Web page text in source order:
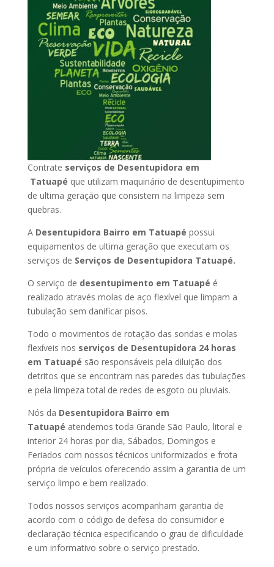
Contrate serviços de Desentupidora em
Tatuapé que utilizam maquinário de desentupimento
de ultima geração que consistem na limpeza sem
quebras.
A Desentupidora Bairro em Tatuapé possui
equipamentos de ultima geração que executam os
serviços de Serviços de Desentupidora Tatuapé.
O serviço de desentupimento em Tatuapé é
realizado através molas de aço flexível que limpam a
tubulação sem danificar pisos.
Todo o movimentos de rotação das sondas e molas
flexíveis nos serviços de Desentupidora 24 horas
em Tatuapé são responsáveis pela diluição dos
detritos que se encontram nas paredes das tubulações
e pela limpeza total de redes de esgoto ou pluviais.
Nós da Desentupidora Bairro em
Tatuapé atendemos toda Grande São Paulo, litoral e
interior 24 horas por dia, Sábados, Domingos e
Feriados com nossos técnicos uniformizados e frota
própria de veículos oferecendo assim a garantia de um
serviço limpo e bem realizado.
Todos nossos serviços acompanham garantia de
acordo com o código de defesa do consumidor e
declaração técnica especificando o grau de dificuldade
e um informativo sobre o serviço prestado.